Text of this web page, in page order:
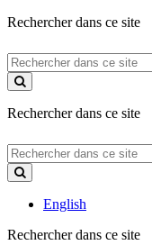
Rechercher dans ce site
Rechercher
dans
ce
Rechercher dans ce site
Rechercher
dans
ce
English
Rechercher dans ce site